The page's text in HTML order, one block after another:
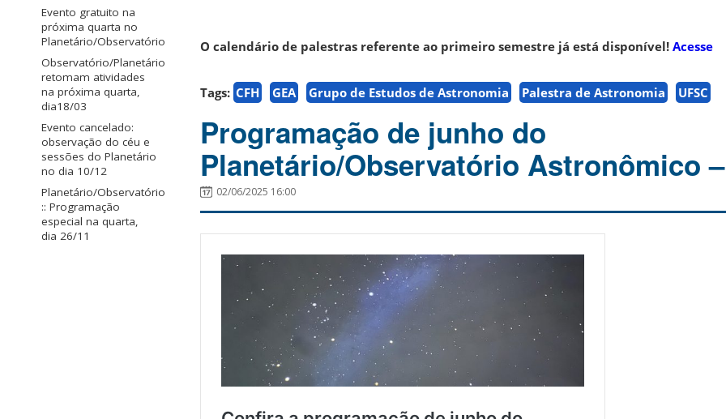
Evento gratuito na
próxima quarta no
Planetário/Observatório
Observatório/Planetário
retomam atividades
na próxima quarta,
dia18/03
Evento cancelado:
observação do céu e
sessões do Planetário
no dia 10/12
Planetário/Observatório
:: Programação
especial na quarta,
dia 26/11
O calendário de palestras referente ao primeiro semestre já está disponível! Acesse
Tags: CFH GEA Grupo de Estudos de Astronomia Palestra de Astronomia UFSC
Programação de junho do
Planetário/Observatório Astronômico
02/06/2025 16:00